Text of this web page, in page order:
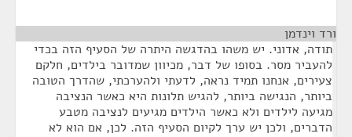
ורד וינדמן
תודה, אדוני. יש משהו בהדגשה היתרה של הסעיף הזה בכדי
להעביר מסר. בסופו של דבר, מכיוון שמדובר בילדים, חלקם
צעירים, אנחנו תמיד נראה, לדעתי ולהערכתי, שהדרך הטובה
ביותר, הנגישה ביותר, להגיש תלונות היא כאשר הנציבה
מגיעה לילדים ולא כאשר הילדים מגיעים לנציבה מטבע
הדברים, ולכן יש ערך לקיום הסעיף הזה. לכן, אם הוא לא